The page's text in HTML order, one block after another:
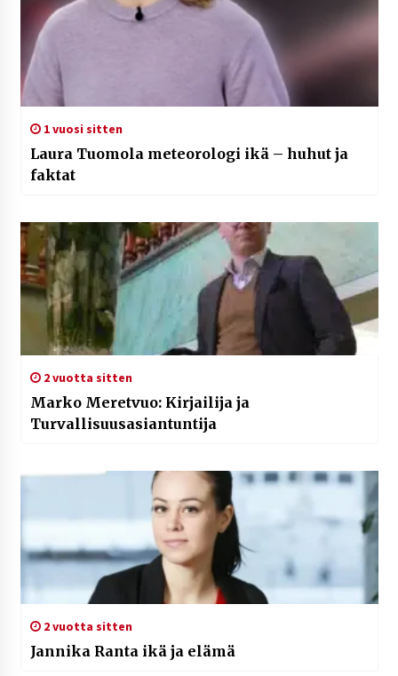
1 vuosi sitten
Laura Tuomola meteorologi ikä – huhut ja
faktat
2 vuotta sitten
Marko Meretvuo: Kirjailija ja
Turvallisuusasiantuntija
2 vuotta sitten
Jannika Ranta ikä ja elämä